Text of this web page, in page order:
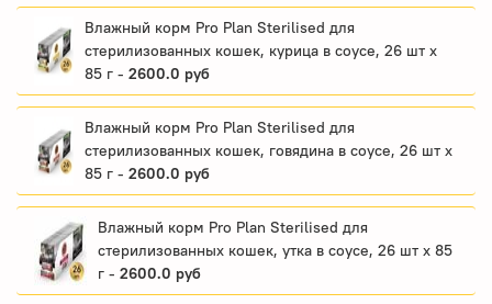
Влажный корм Pro Plan Sterilised для
стерилизованных кошек, курица в соусе, 26 шт x
85 г - 2600.0 руб
Влажный корм Pro Plan Sterilised для
стерилизованных кошек, говядина в соусе, 26 шт x
85 г - 2600.0 руб
Влажный корм Pro Plan Sterilised для
стерилизованных кошек, утка в соусе, 26 шт x 85
г - 2600.0 руб